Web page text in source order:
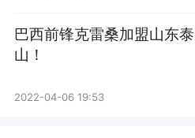
巴西前锋克雷桑加盟山东泰
山！
2022-04-06 19:53